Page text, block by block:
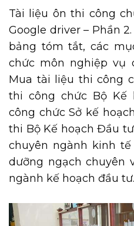
Tài liệu ôn thi công
Google driver – Phần 2.
bảng tóm tắt, các
chức môn nghiệp vụ
Mua tài liệu thi công
thi công chức Bộ
công chức Sở kế
thi Bộ Kế hoạch Đầu
chuyên ngành kinh
dưỡng ngạch chuyên
ngành kế hoạch đầu tư.